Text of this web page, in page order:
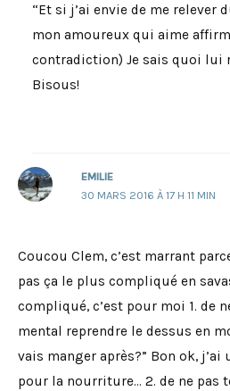
“Et si j’ai envie de me relever
mon amoureux qui aime
contradiction) Je sais quoi lui
Bisous!
EMILIE
30 MARS 2016 À 17 H 11 MIN
Coucou Clem, c’est marrant
pas ça le plus compliqué en
compliqué, c’est pour moi 1. de
mental reprendre le dessus en
vais manger après?” Bon ok,
pour la nourriture… 2. de ne pas